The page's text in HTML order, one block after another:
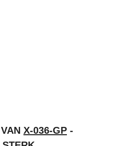
X-036-GP -